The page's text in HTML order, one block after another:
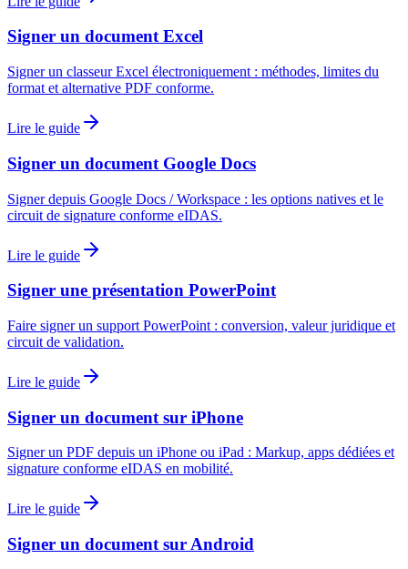
Signer un document Excel
Signer un classeur Excel électroniquement : méthodes, limites du
format et alternative PDF conforme.
Lire le guide
Signer un document Google Docs
Signer depuis Google Docs / Workspace : les options natives et le
circuit de signature conforme eIDAS.
Lire le guide
Signer une présentation PowerPoint
Faire signer un support PowerPoint : conversion, valeur juridique et
circuit de validation.
Lire le guide
Signer un document sur iPhone
Signer un PDF depuis un iPhone ou iPad : Markup, apps dédiées et
signature conforme eIDAS en mobilité.
Lire le guide
Signer un document sur Android